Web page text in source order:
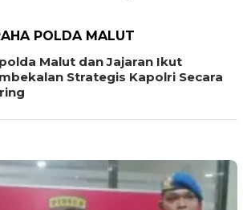
POLDA MALUT
Malut dan Jajaran Ikut
Strategis Kapolri Secara